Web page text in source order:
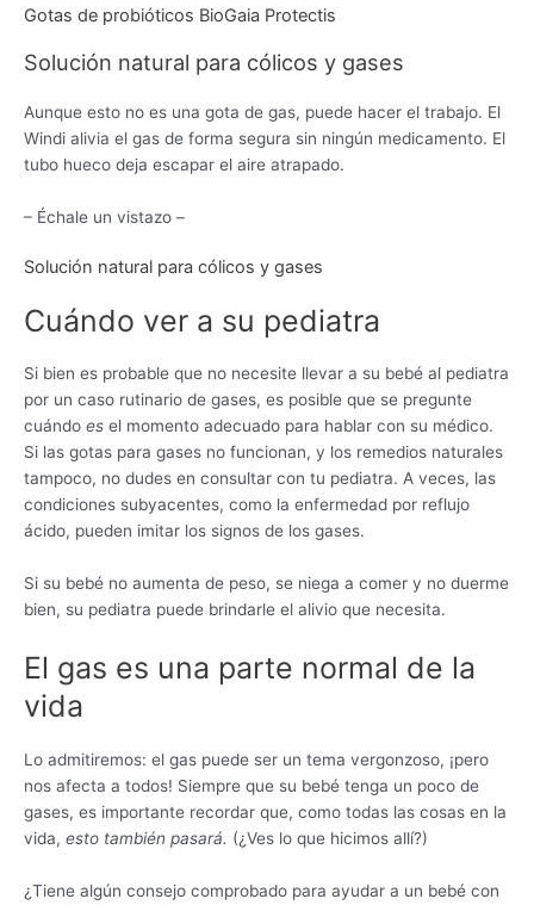
Gotas de probióticos BioGaia Protectis
Solución natural para cólicos y gases
Aunque esto no es una gota de gas, puede hacer el trabajo. El
Windi alivia el gas de forma segura sin ningún medicamento. El
tubo hueco deja escapar el aire atrapado.
– Échale un vistazo –
Solución natural para cólicos y gases
Cuándo ver a su pediatra
Si bien es probable que no necesite llevar a su bebé al pediatra
por un caso rutinario de gases, es posible que se pregunte
cuándo es el momento adecuado para hablar con su médico.
Si las gotas para gases no funcionan, y los remedios naturales
tampoco, no dudes en consultar con tu pediatra. A veces, las
condiciones subyacentes, como la enfermedad por reflujo
ácido, pueden imitar los signos de los gases.
Si su bebé no aumenta de peso, se niega a comer y no duerme
bien, su pediatra puede brindarle el alivio que necesita.
El gas es una parte normal de la
vida
Lo admitiremos: el gas puede ser un tema vergonzoso, ¡pero
nos afecta a todos! Siempre que su bebé tenga un poco de
gases, es importante recordar que, como todas las cosas en la
vida, esto también pasará. (¿Ves lo que hicimos allí?)
¿Tiene algún consejo comprobado para ayudar a un bebé con